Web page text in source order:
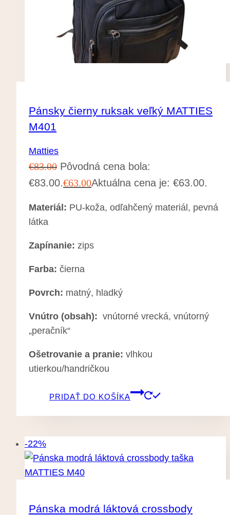
Pánsky čierny ruksak veľký MATTIES
M401
Matties
€83.00 Pôvodná cena bola:
€83.00.€63.00Aktuálna cena je: €63.00.
Materiál: PU-koža, odľahčený materiál, pevná
látka
Zapínanie: zips
Farba: čierna
Povrch: matný, hladký
Vnútro (obsah): vnútorné vrecká, vnútorný
„peračník“
Ošetrovanie a pranie: vlhkou
utierkou/handričkou
PRIDAŤ DO KOŠÍKA
-22%
Pánska modrá láktová crossbody